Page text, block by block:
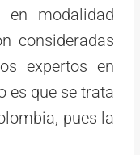
modalidad
consideradas
expertos en
es que se trata
pues la